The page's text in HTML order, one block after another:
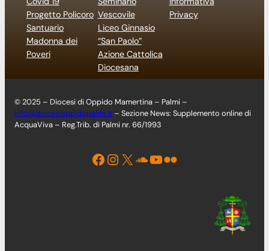
Progetto Policoro
Santuario
Madonna dei
Poveri
Vescovile
Liceo Ginnasio
“San Paolo”
Azione Cattolica
Diocesana
Privacy
© 2025 – Diocesi di Oppido Mamertina – Palmi –
info@diocesioppidopalmi.it – Sezione News: Supplemento online di
AcquaViva – Reg.Trib. di Palmi nr. 66/1993
Facebook Instagram X Soundcloud YouTube Flickr